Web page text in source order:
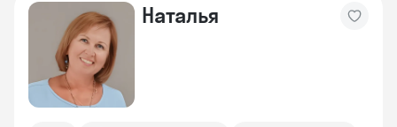
Наталья